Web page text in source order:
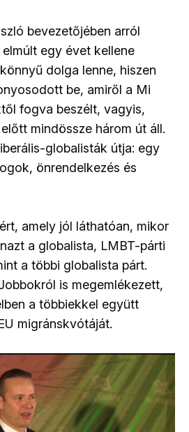
bevezetőjében arról
egy évet kellene
dolga lenne, hiszen
be, amiről a Mi
fogva beszélt, vagyis,
mindössze három út áll.
globalisták útja: egy
önrendelkezés és
amely jól láthatóan, mikor
a globalista, LMBT-párti
a többi globalista párt.
is megemlékezett,
a többiekkel együtt
migránskvótáját.